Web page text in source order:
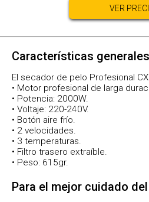
VER
Características generales
El secador de pelo Profesional
• Motor profesional de larga
• Potencia: 2000W.
• Voltaje: 220-240V.
• Botón aire frío.
• 2 velocidades.
• 3 temperaturas.
• Filtro trasero extraíble.
• Peso: 615gr.
Para el mejor cuidado